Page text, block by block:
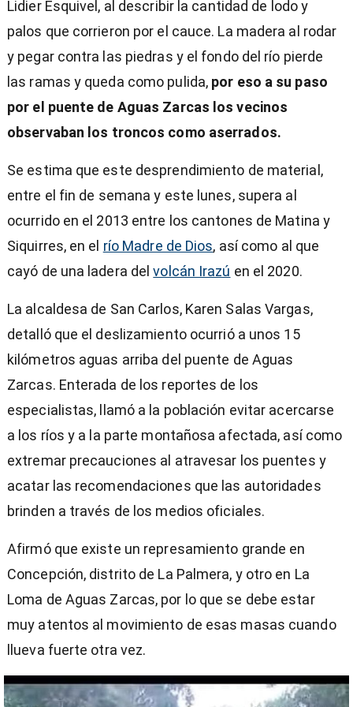
Lidier Esquivel, al describir la cantidad de lodo y
palos que corrieron por el cauce. La madera al rodar
y pegar contra las piedras y el fondo del río pierde
las ramas y queda como pulida, por eso a su paso
por el puente de Aguas Zarcas los vecinos
observaban los troncos como aserrados.
Se estima que este desprendimiento de material,
entre el fin de semana y este lunes, supera al
ocurrido en el 2013 entre los cantones de Matina y
Siquirres, en el río Madre de Dios, así como al que
cayó de una ladera delvolcán Irazú en el 2020.
La alcaldesa de San Carlos, Karen Salas Vargas,
detalló que el deslizamiento ocurrió a unos 15
kilómetros aguas arriba del puente de Aguas
Zarcas. Enterada de los reportes de los
especialistas, llamó a la población evitar acercarse
a los ríos y a la parte montañosa afectada, así como
extremar precauciones al atravesar los puentes y
acatar las recomendaciones que las autoridades
brinden a través de los medios oficiales.
Afirmó que existe un represamiento grande en
Concepción, distrito de La Palmera, y otro en La
Loma de Aguas Zarcas, por lo que se debe estar
muy atentos al movimiento de esas masas cuando
llueva fuerte otra vez.